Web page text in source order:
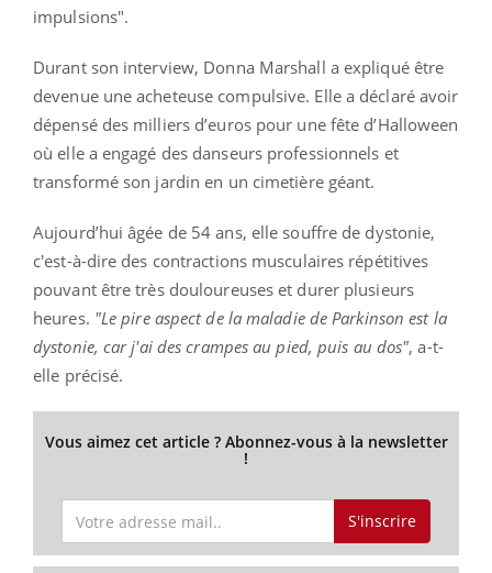
impulsions".
Durant son interview, Donna Marshall a expliqué être
devenue une acheteuse compulsive. Elle a déclaré avoir
dépensé des milliers d’euros pour une fête d’Halloween
où elle a engagé des danseurs professionnels et
transformé son jardin en un cimetière géant.
Aujourd’hui âgée de 54 ans, elle souffre de dystonie,
c'est-à-dire des contractions musculaires répétitives
pouvant être très douloureuses et durer plusieurs
heures. "Le pire aspect de la maladie de Parkinson est la
dystonie, car j'ai des crampes au pied, puis au dos", a-t-
elle précisé.
Vous aimez cet article ? Abonnez-vous à la newsletter
!
S'inscrire